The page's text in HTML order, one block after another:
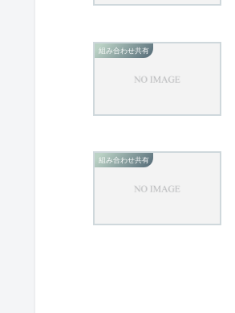
組み合わせ共有
組み合わせ共有